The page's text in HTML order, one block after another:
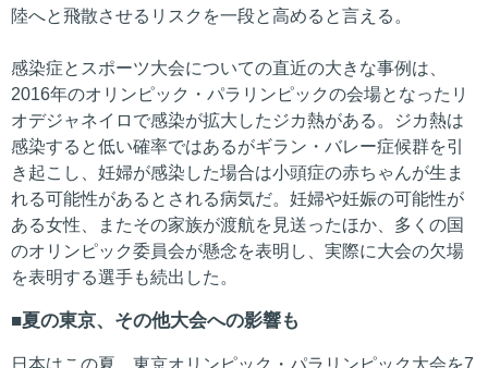
陸へと飛散させるリスクを一段と高めると言える。
感染症とスポーツ大会についての直近の大きな事例は、
2016年のオリンピック・パラリンピックの会場となったリ
オデジャネイロで感染が拡大したジカ熱がある。ジカ熱は
感染すると低い確率ではあるがギラン・バレー症候群を引
き起こし、妊婦が感染した場合は小頭症の赤ちゃんが生ま
れる可能性があるとされる病気だ。妊婦や妊娠の可能性が
ある女性、またその家族が渡航を見送ったほか、多くの国
のオリンピック委員会が懸念を表明し、実際に大会の欠場
を表明する選手も続出した。
夏の東京、その他大会への影響も
日本はこの夏、東京オリンピック・パラリンピック大会を7